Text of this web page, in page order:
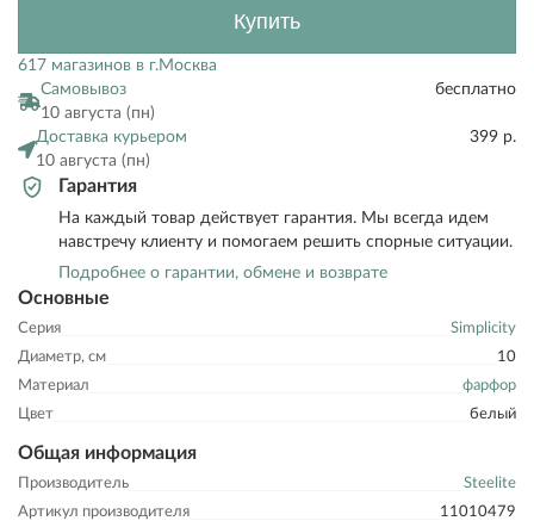
Основные
Серия
Simplicity
Диаметр, см
10
Материал
фарфор
Цвет
белый
Общая информация
Производитель
Steelite
Артикул производителя
11010479
Купить
617 магазинов в г.Москва
Самовывоз
10 августа (пн)
бесплатно
Доставка курьером
10 августа (пн)
399 р.
Гарантия
На каждый товар действует гарантия. Мы всегда идем
навстречу клиенту и помогаем решить спорные ситуации.
Подробнее о гарантии, обмене и возврате